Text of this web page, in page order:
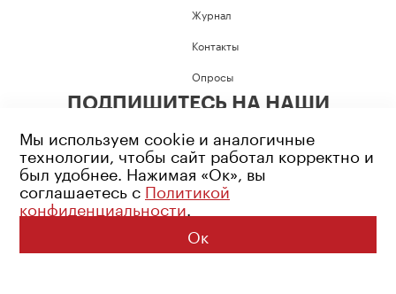
Журнал
Контакты
Опросы
ПОДПИШИТЕСЬ НА НАШИ
Возрастное ограничение: 16+
Политика конфиденциальности
© 2026 Все права защищены
Мы используем cookie и аналогичные
технологии, чтобы сайт работал корректно и
был удобнее. Нажимая «Ок», вы
соглашаетесь с Политикой
конфиденциальности.
Ок